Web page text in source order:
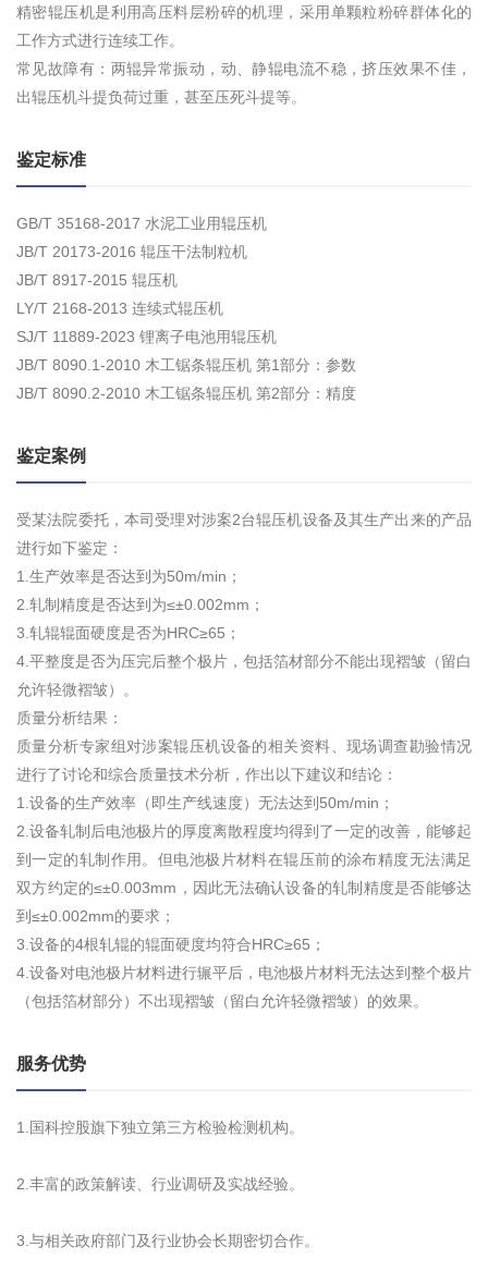
精密辊压机是利用高压料层粉碎的机理，采用单颗粒粉碎群体化的
工作方式进行连续工作。
常见故障有：两辊异常振动，动、静辊电流不稳，挤压效果不佳，
出辊压机斗提负荷过重，甚至压死斗提等。
鉴定标准
GB/T 35168-2017 水泥工业用辊压机
JB/T 20173-2016 辊压干法制粒机
JB/T 8917-2015 辊压机
LY/T 2168-2013 连续式辊压机
SJ/T 11889-2023 锂离子电池用辊压机
JB/T 8090.1-2010 木工锯条辊压机 第1部分：参数
JB/T 8090.2-2010 木工锯条辊压机 第2部分：精度
鉴定案例
受某法院委托，本司受理对涉案2台辊压机设备及其生产出来的产品
进行如下鉴定：
1.生产效率是否达到为50m/min；
2.轧制精度是否达到为≤±0.002mm；
3.轧辊辊面硬度是否为HRC≥65；
4.平整度是否为压完后整个极片，包括箔材部分不能出现褶皱（留白
允许轻微褶皱）。
质量分析结果：
质量分析专家组对涉案辊压机设备的相关资料、现场调查勘验情况
进行了讨论和综合质量技术分析，作出以下建议和结论：
1.设备的生产效率（即生产线速度）无法达到50m/min；
2.设备轧制后电池极片的厚度离散程度均得到了一定的改善，能够起
到一定的轧制作用。但电池极片材料在辊压前的涂布精度无法满足
双方约定的≤±0.003mm，因此无法确认设备的轧制精度是否能够达
到≤±0.002mm的要求；
3.设备的4根轧辊的辊面硬度均符合HRC≥65；
4.设备对电池极片材料进行辗平后，电池极片材料无法达到整个极片
（包括箔材部分）不出现褶皱（留白允许轻微褶皱）的效果。
服务优势
1.国科控股旗下独立第三方检验检测机构。
2.丰富的政策解读、行业调研及实战经验。
3.与相关政府部门及行业协会长期密切合作。